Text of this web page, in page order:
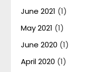
June 2021 (1)
May 2021 (1)
June 2020 (1)
April 2020 (1)